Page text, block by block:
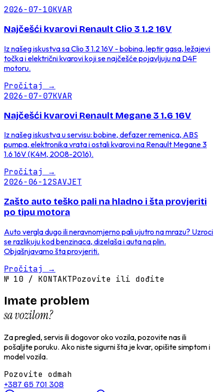
2026-07-10KVAR
Najčešći kvarovi Renault Clio 3 1.2 16V
Iz našeg iskustva sa Clio 3 1.2 16V - bobina, leptir gasa, ležajevi
točka i električni kvarovi koji se najčešće pojavljuju na D4F
motoru.
Pročitaj →
2026-07-07KVAR
Najčešći kvarovi Renault Megane 3 1.6 16V
Iz našeg iskustva u servisu: bobine, defazer remenica, ABS
pumpa, elektronika vrata i ostali kvarovi na Renault Megane 3
1.6 16V (K4M, 2008-2016).
Pročitaj →
2026-06-12SAVJET
Zašto auto teško pali na hladno i šta provjeriti
po tipu motora
Auto vergla dugo ili neravnomjerno pali ujutro na mrazu? Uzroci
se razlikuju kod benzinaca, dizelaša i auta na plin.
Objašnjavamo šta provjeriti.
Pročitaj →
№ 10 / KONTAKTPozovite ili dođite
Imate problem
sa vozilom?
Za pregled, servis ili dogovor oko vozila, pozovite nas ili
pošaljite poruku. Ako niste sigurni šta je kvar, opišite simptom i
model vozila.
Pozovite odmah
+387 65 701 308